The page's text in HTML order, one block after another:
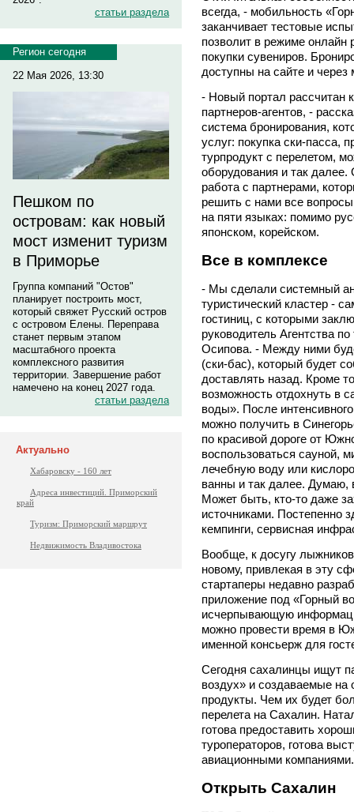
статьи раздела
Регион сегодня
22 Мая 2026, 13:30
Пешком по
островам: как новый
мост изменит туризм
в Приморье
Группа компаний "Остов"
планирует построить мост,
который свяжет Русский остров
с островом Елены. Переправа
станет первым этапом
масштабного проекта
комплексного развития
территории. Завершение работ
намечено на конец 2027 года.
статьи раздела
Актуально
Хабаровску - 160 лет
Адреса инвестиций. Приморский
край
Туризм: Приморский маршрут
Недвижимость Владивостока
всегда, - мобильность
заканчивает тестовые
позволит в режиме онлайн
покупки сувениров.
доступны на сайте и
- Новый портал рассчитан
партнеров-агентов, -
система бронирования,
услуг: покупка ски-пасса,
турпродукт с перелетом,
оборудования и так
работа с партнерами,
решить с нами все
на пяти языках: помимо
японском, корейском.
Все в комплексе
- Мы сделали системный
туристический кластер -
гостиниц, с которыми
руководитель Агентства
Осипова. - Между ними
(ски-бас), который будет
доставлять назад. Кроме
возможность отдохнуть в
воды». После интенсивного
можно получить в
по красивой дороге от
воспользоваться сауной,
лечебную воду или
ванны и так далее. Думаю,
Может быть, кто-то даже
источниками. Постепенно
кемпинги, сервисная
Вообще, к досугу
новому, привлекая в эту
стартаперы недавно
приложение под «Горный
исчерпывающую
можно провести время в
именной консьерж для
Сегодня сахалинцы ищут
воздух» и создаваемые на
продукты. Чем их будет
перелета на Сахалин.
готова предоставить
туроператоров, готова
авиационными компаниями.
Открыть Сахалин